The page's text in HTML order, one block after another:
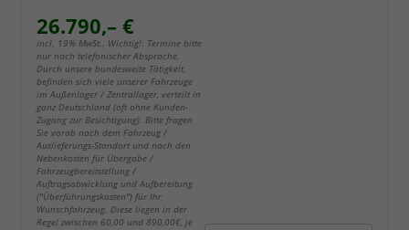
26.790,– €
incl. 19% MwSt.. Wichtig!: Termine bitte
nur nach telefonischer Absprache.
Durch unsere bundesweite Tätigkeit,
befinden sich viele unserer Fahrzeuge
im Außenlager / Zentrallager, verteilt in
ganz Deutschland (oft ohne Kunden-
Zugang zur Besichtigung). Bitte fragen
Sie vorab nach dem Fahrzeug /
Auslieferungs-Standort und nach den
Nebenkosten für Übergabe /
Fahrzeugbereitstellung /
Auftragsabwicklung und Aufbereitung
("Überführungskosten") für Ihr
Wunschfahrzeug. Diese liegen in der
Regel zwischen 60,00 und 890,00€, je